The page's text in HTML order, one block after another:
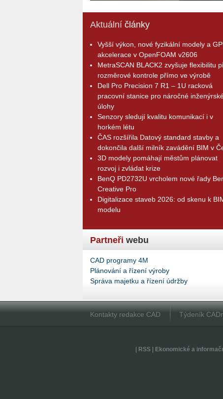
Aktuální články
Vyšší výkon, nové fyzikální modely a
akcelerace v OpenFOAM v2606
MetraSCAN BLACK2 zvyšuje flexibilitu
rozměrové kontrole přímo ve výrobě
Dell Pro Precision 7 R1 – 1U racková
pracovní stanice pro náročné
úlohy
Senzory sledují kvalitu komunikací i v
horkém létu
ČAS rozšířila Datový standard stavby a
dokončila další milník zavádění BIM v
3D modely pomáhají městům plánovat
rozvoj i zvládat krize
BenQ PD2732U vrcholem nové řady
Creative Pro
Digitalizace staveb 2026: od skenu k
modelu
Partneři webu
CAD programy 4M
Plánování a řízení výroby
Správa majetku a řízení údržby
Kontakty redakce CAD Týdeník
RSS| Ekonomické a